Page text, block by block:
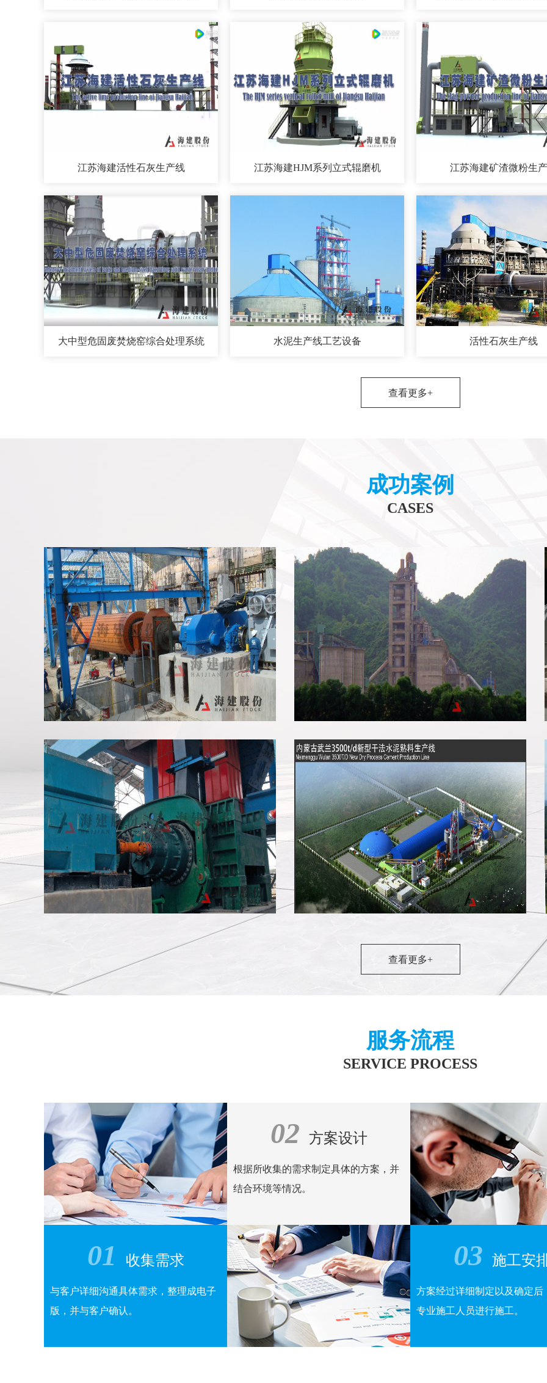
江苏海建活性石灰生产线 江苏海建HJM系列立式辊磨机 江苏海建矿渣微粉生
大中型危固废焚烧窑综合处理系统 水泥生产线工艺设备 活性石灰生产线
查看更多+
成功案例
CASES
哥伦比亚磨机项目 越南富新生产线
内蒙古武兰3500t/d新型干法水泥熟料生产
线
查看更多+
服务流程
SERVICE PROCESS
01 收集需求
与客户详细沟通具体需求，整理成电子
版，并与客户确认。
02 方案设计
根据所收集的需求制定具体的方案，并
结合环境等情况。
03 施工安
方案经过详细制定以及确定后
专业施工人员进行施工。